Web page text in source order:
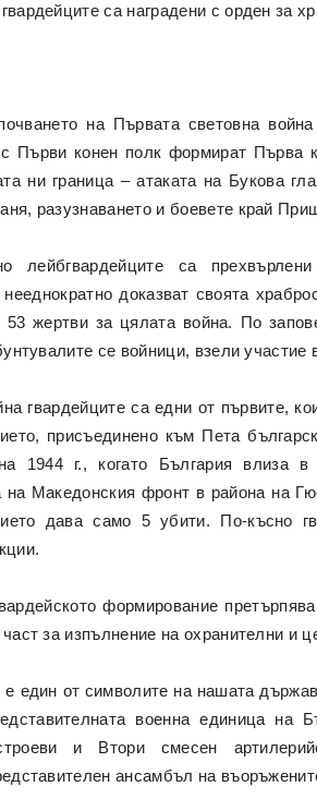
са наградени с орден за
на Първата световна
Първи конен полк формират Първа
ни граница – атаката на Букова
разузнаването и боевете край
лейбгвардейците са
доказват своята
жертви за цялата война. По
се войници, взели участие
гвардейците са едни от първите,
присъединено към Пета
1944 г., когато България влиза
на Македонския фронт в района на
дава само 5 убити. По-късно
формирование
за изпълнение на охранителни и
един от символите на нашата
военна единица на
и Втори смесен
ансамбъл на